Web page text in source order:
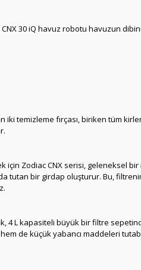
30 iQ havuz robotu havuzun
temizleme fırçası, biriken tüm
için Zodiac CNX serisi, geleneksel
bir girdap oluşturur. Bu,
4 L kapasiteli büyük bir filtre
de küçük yabancı maddeleri